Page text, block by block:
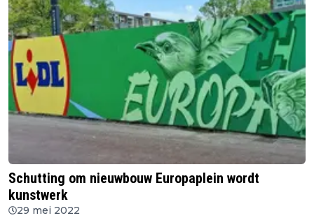
Schutting om nieuwbouw Europaplein wordt
kunstwerk
29 mei 2022